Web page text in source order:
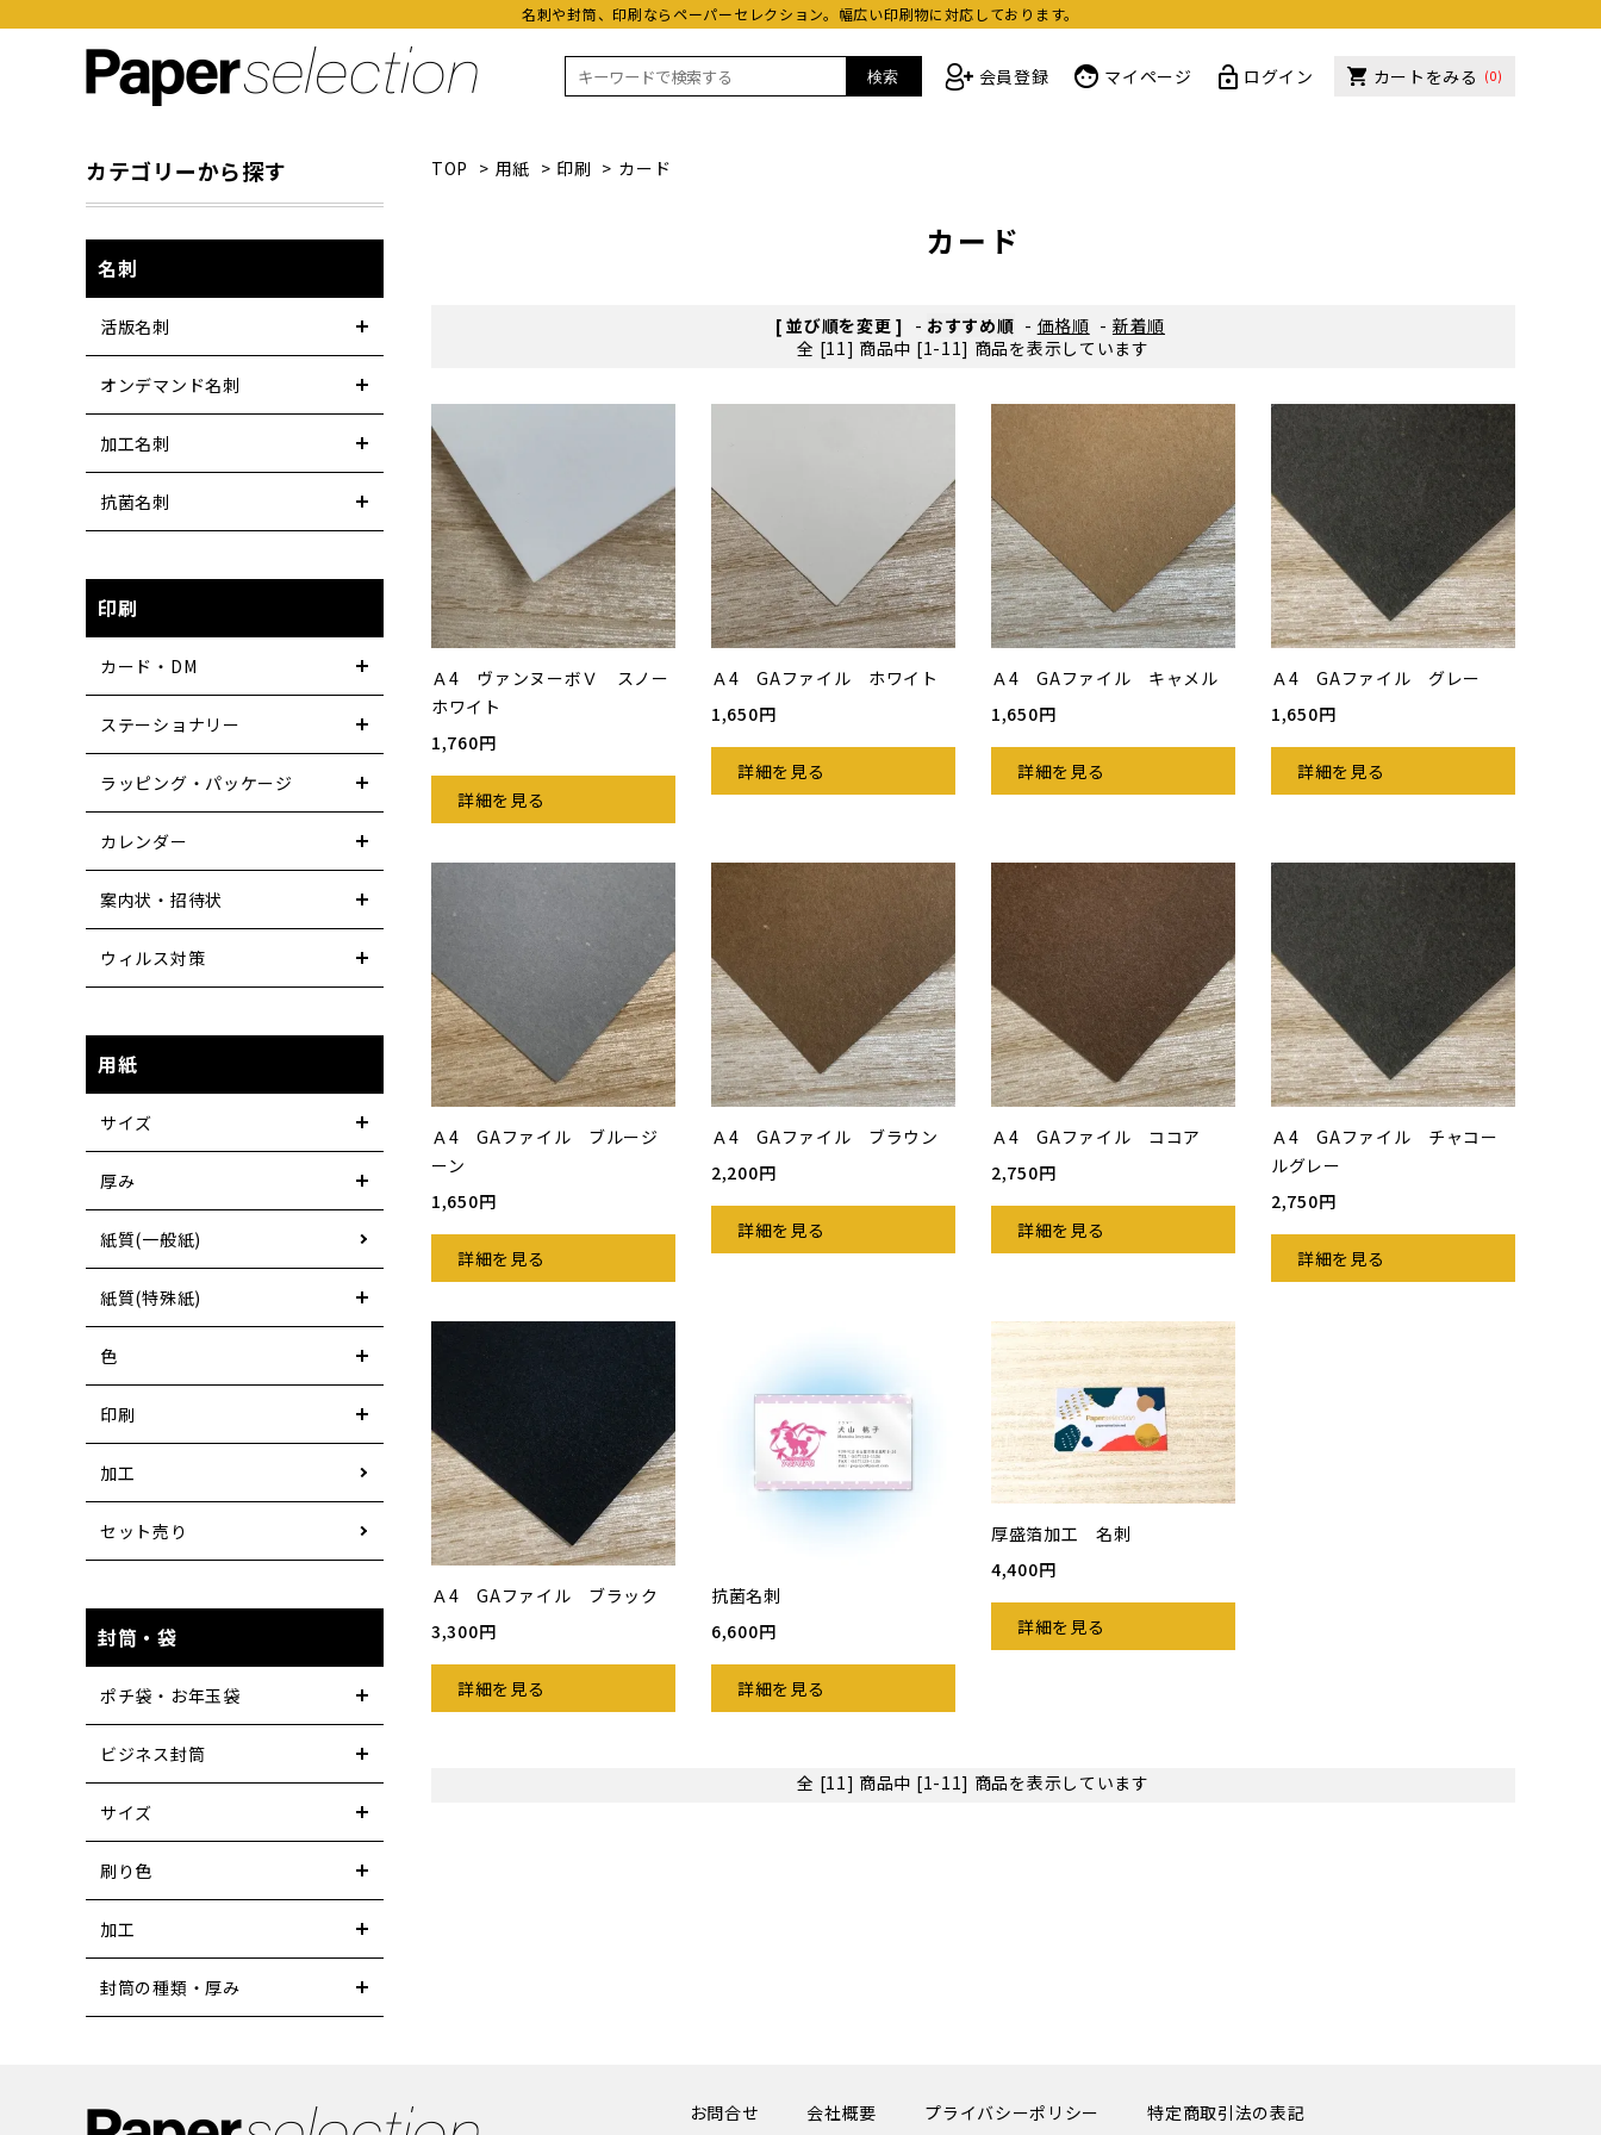
名刺や封筒、印刷ならペーパーセレクション。幅広い印刷物に対応しております。
検索 会員登録 マイページ ログイン カートをみる (0)
TOP > 用紙 > 印刷 > カード
カード
[ 並び順を変更 ] - おすすめ順 - 価格順 - 新着順
全 [11] 商品中 [1-11] 商品を表示しています
Ａ4 ヴァンヌーボＶ スノー
ホワイト
1,760円
詳細を見る
Ａ4 GAファイル ホワイト
1,650円
詳細を見る
Ａ4 GAファイル キャメル
1,650円
詳細を見る
Ａ4 GAファイル グレー
1,650円
詳細を見る
Ａ4 GAファイル ブルージ
ーン
1,650円
詳細を見る
Ａ4 GAファイル ブラウン
2,200円
詳細を見る
Ａ4 GAファイル ココア
2,750円
詳細を見る
Ａ4 GAファイル チャコー
ルグレー
2,750円
詳細を見る
Ａ4 GAファイル ブラック
3,300円
詳細を見る
抗菌名刺
6,600円
詳細を見る
厚盛箔加工 名刺
4,400円
詳細を見る
全 [11] 商品中 [1-11] 商品を表示しています
カテゴリーから探す
名刺
活版名刺
オンデマンド名刺
加工名刺
抗菌名刺
印刷
カード・DM
ステーショナリー
ラッピング・パッケージ
カレンダー
案内状・招待状
ウィルス対策
用紙
サイズ
厚み
紙質(一般紙)
紙質(特殊紙)
色
印刷
加工
セット売り
封筒・袋
ポチ袋・お年玉袋
ビジネス封筒
サイズ
刷り色
加工
封筒の種類・厚み
お問合せ 会社概要 プライバシーポリシー 特定商取引法の表記